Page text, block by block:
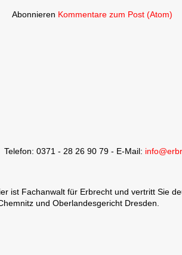
Abonnieren Kommentare zum Post (Atom)
Telefon: 0371 - 28 26 90 79 - E-Mail:
ist Fachanwalt für Erbrecht und vertritt Sie
und Oberlandesgericht Dresden.